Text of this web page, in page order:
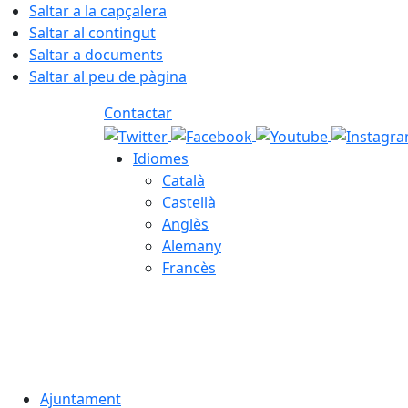
Saltar a la capçalera
Saltar al contingut
Saltar a documents
Saltar al peu de pàgina
Contactar
Idiomes
Català
Castellà
Anglès
Alemany
Francès
Ajuntament